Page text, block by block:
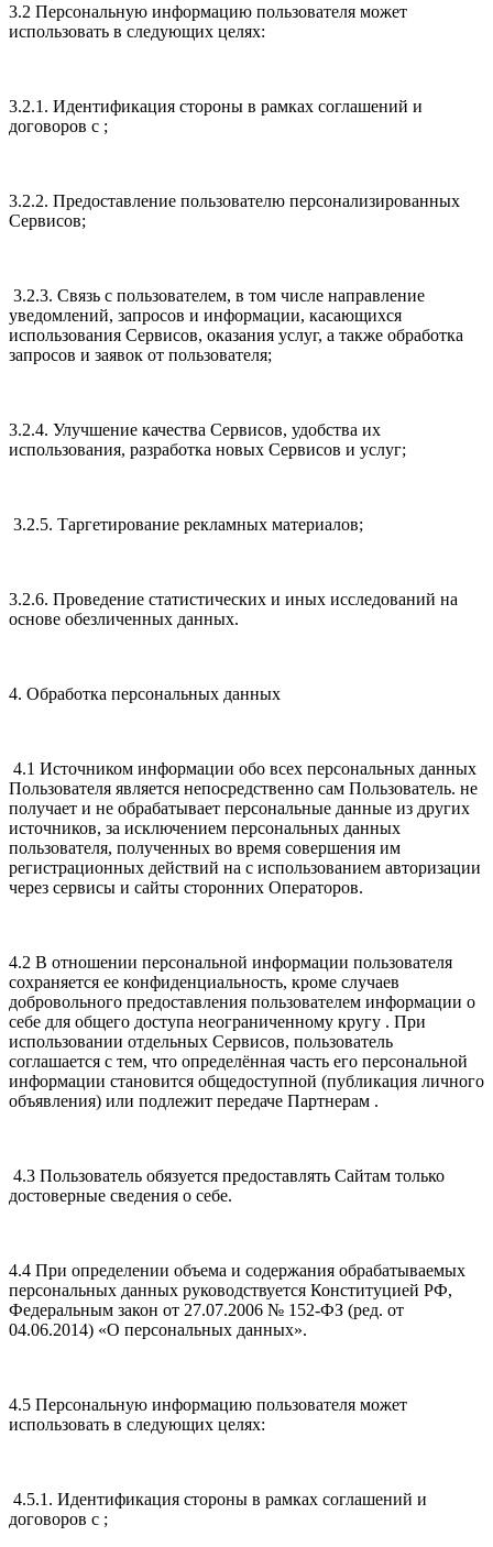
3.2 Персональную информацию пользователя может
использовать в следующих целях:
3.2.1. Идентификация стороны в рамках соглашений и
договоров с ;
3.2.2. Предоставление пользователю персонализированных
Сервисов;
3.2.3. Связь с пользователем, в том числе направление
уведомлений, запросов и информации, касающихся
использования Сервисов, оказания услуг, а также обработка
запросов и заявок от пользователя;
3.2.4. Улучшение качества Сервисов, удобства их
использования, разработка новых Сервисов и услуг;
3.2.5. Таргетирование рекламных материалов;
3.2.6. Проведение статистических и иных исследований на
основе обезличенных данных.
4. Обработка персональных данных
4.1 Источником информации обо всех персональных данных
Пользователя является непосредственно сам Пользователь. не
получает и не обрабатывает персональные данные из других
источников, за исключением персональных данных
пользователя, полученных во время совершения им
регистрационных действий на с использованием авторизации
через сервисы и сайты сторонних Операторов.
4.2 В отношении персональной информации пользователя
сохраняется ее конфиденциальность, кроме случаев
добровольного предоставления пользователем информации о
себе для общего доступа неограниченному кругу . При
использовании отдельных Сервисов, пользователь
соглашается с тем, что определённая часть его персональной
информации становится общедоступной (публикация личного
объявления) или подлежит передаче Партнерам .
4.3 Пользователь обязуется предоставлять Сайтам только
достоверные сведения о себе.
4.4 При определении объема и содержания обрабатываемых
персональных данных руководствуется Конституцией РФ,
Федеральным закон от 27.07.2006 № 152-ФЗ (ред. от
04.06.2014) «О персональных данных».
4.5 Персональную информацию пользователя может
использовать в следующих целях:
4.5.1. Идентификация стороны в рамках соглашений и
договоров с ;